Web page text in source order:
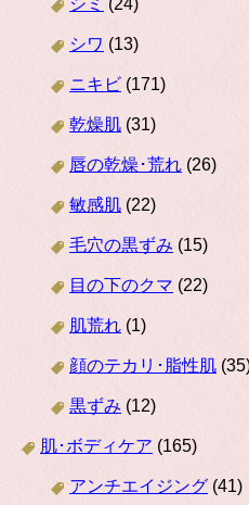
シミ (24)
シワ (13)
ニキビ (171)
乾燥肌 (31)
唇の乾燥･荒れ (26)
敏感肌 (22)
毛穴の黒ずみ (15)
目の下のクマ (22)
肌荒れ (1)
顔のテカリ･脂性肌
黒ずみ (12)
肌･ボディケア (165)
アンチエイジング (41)